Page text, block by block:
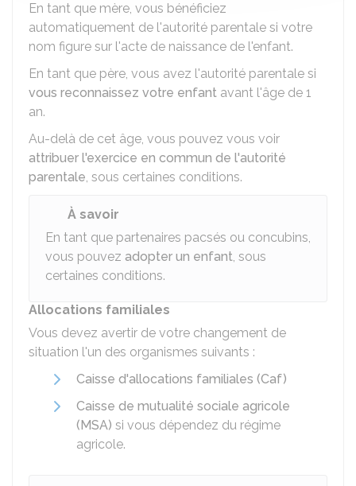
En tant que mère, vous bénéficiez
automatiquement de l'autorité parentale si votre
nom figure sur l'acte de naissance de l'enfant.
En tant que père, vous avez l'autorité parentale si
vous reconnaissez votre enfant avant l'âge de 1
an.
Au-delà de cet âge, vous pouvez vous voir
attribuer l'exercice en commun de l'autorité
parentale, sous certaines conditions.
À savoir
En tant que partenaires pacsés ou concubins,
vous pouvez adopter un enfant, sous
certaines conditions.
Allocations familiales
Vous devez avertir de votre changement de
situation l'un des organismes suivants :
Caisse d'allocations familiales (Caf)
Caisse de mutualité sociale agricole
(MSA) si vous dépendez du régime
agricole.